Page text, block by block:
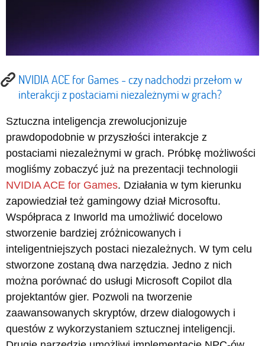
NVIDIA ACE for Games - czy nadchodzi przełom w
interakcji z postaciami niezależnymi w grach?
Sztuczna inteligencja zrewolucjonizuje
prawdopodobnie w przyszłości interakcje z
postaciami niezależnymi w grach. Próbkę możliwości
mogliśmy zobaczyć już na prezentacji technologii
NVIDIA ACE for Games. Działania w tym kierunku
zapowiedział też gamingowy dział Microsoftu.
Współpraca z Inworld ma umożliwić docelowo
stworzenie bardziej zróżnicowanych i
inteligentniejszych postaci niezależnych. W tym celu
stworzone zostaną dwa narzędzia. Jedno z nich
można porównać do usługi Microsoft Copilot dla
projektantów gier. Pozwoli na tworzenie
zaawansowanych skryptów, drzew dialogowych i
questów z wykorzystaniem sztucznej inteligencji.